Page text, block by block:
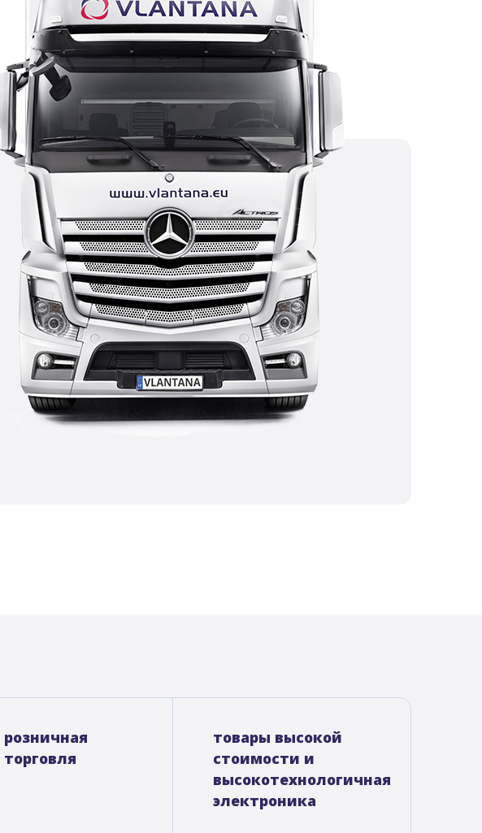
розничная
торговля
товары высокой
стоимости и
высокотехнологичная
электроника